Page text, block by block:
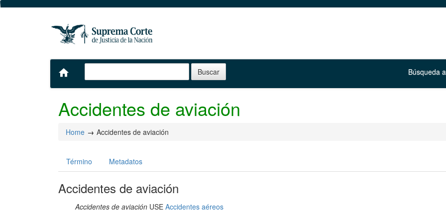
home Búsqueda
Accidentes de aviación
Home Accidentes de aviación
Término Metadatos
Accidentes de aviación
Accidentes de aviación USEAccidentes aéreos